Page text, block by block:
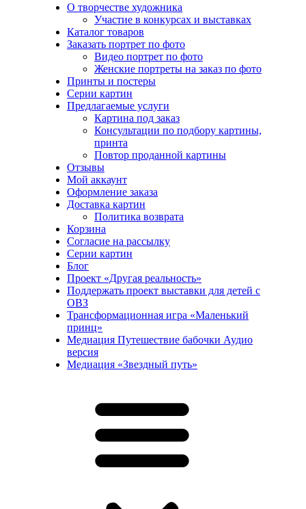
О творчестве художника
Участие в конкурсах и выставках
Каталог товаров
Заказать портрет по фото
Видео портрет по фото
Женские портреты на заказ по фото
Принты и постеры
Серии картин
Предлагаемые услуги
Картина под заказ
Консультации по подбору картины,
принта
Повтор проданной картины
Отзывы
Мой аккаунт
Оформление заказа
Доставка картин
Политика возврата
Корзина
Согласие на рассылку
Серии картин
Блог
Проект «Другая реальность»
Поддержать проект выставки для детей с
ОВЗ
Трансформационная игра «Маленький
принц»
Медиация Путешествие бабочки Аудио
версия
Медиация «Звездный путь»